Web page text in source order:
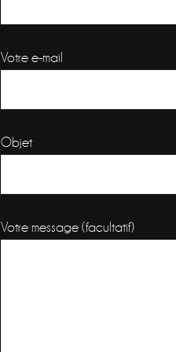
Votre e-mail
Objet
Votre message (facultatif)